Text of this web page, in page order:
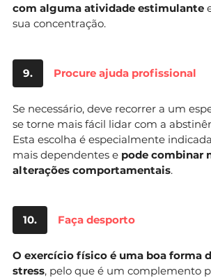
com alguma atividade estimulante
sua concentração.
9. Procure ajuda profissional
Se necessário, deve recorrer a um
se torne mais fácil lidar com a
Esta escolha é especialmente
mais dependentes e pode combinar
alterações comportamentais.
10. Faça desporto
O exercício físico é uma boa forma
stress, pelo que é um complemento